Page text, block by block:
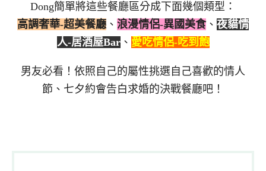
Dong簡單將這些餐廳區分成下面幾個類型：
高調奢華-超美餐廳 、 浪漫情侶-異國美食、 夜貓情
人-居酒屋Bar、 愛吃情侶-吃到飽
男友必看！依照自己的屬性挑選自己喜歡的情人
節、七夕約會告白求婚的決戰餐廳吧！